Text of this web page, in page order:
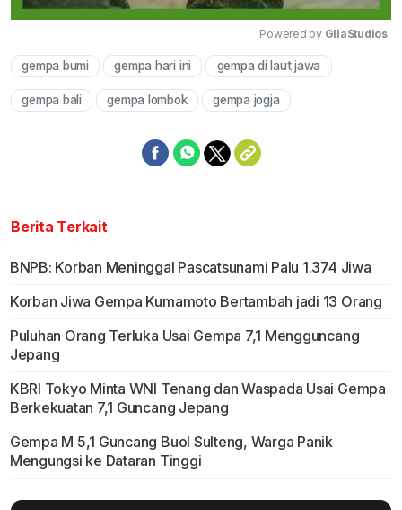
Mute
Powered by GliaStudios
gempa bumi gempa hari ini gempa di laut jawa
gempa bali gempa lombok gempa jogja
Berita Terkait
BNPB: Korban Meninggal Pascatsunami Palu 1.374 Jiwa
Korban Jiwa Gempa Kumamoto Bertambah jadi 13 Orang
Puluhan Orang Terluka Usai Gempa 7,1 Mengguncang
Jepang
KBRI Tokyo Minta WNI Tenang dan Waspada Usai Gempa
Berkekuatan 7,1 Guncang Jepang
Gempa M 5,1 Guncang Buol Sulteng, Warga Panik
Mengungsi ke Dataran Tinggi